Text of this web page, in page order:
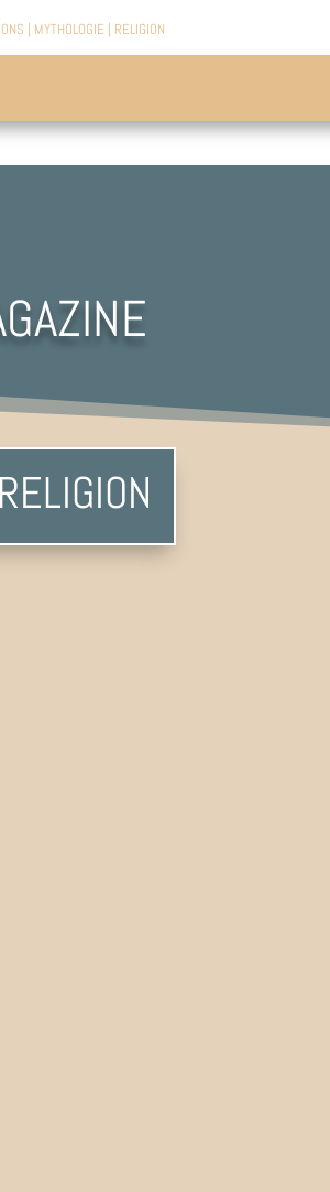
MYTHOLOGIE RELIGION
RELIGION